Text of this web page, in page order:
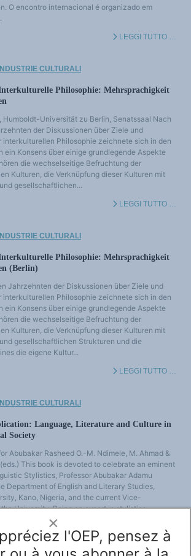
O encontro internacional é organizado em
LEGGI TUTTO …
CULTURALI
Philosophie: Mehrsprachigkeit
Humboldt-Universität zu Berlin, Senatssaal Nach
der Diskussionen über Ziele und
interkulturellen Philosophie zeichnete sich in den
ein Konsens über einige grundlegende Aspekte
die wechselseitige Befruchtung der
Kulturen, die Verknüpfung dieser Kulturen mit
gesellschaftlichen...
LEGGI TUTTO …
CULTURALI
Philosophie: Mehrsprachigkeit
(Berlin)
Jahrzehnten der Diskussionen über Ziele und
interkulturellen Philosophie zeichnete sich in den
ein Konsens über einige grundlegende Aspekte
die wechselseitige Befruchtung der
Kulturen, die Verknüpfung dieser Kulturen mit
gesellschaftlichen Strukturen und die
die eigene Kultur...
LEGGI TUTTO …
CULTURALI
Language, Literature and Culture in
Society
Abubakar Rasheed O.-M. Ndimele, M. Ahmad &
This book is devoted to celebrate an eminent
Stylistics, Professor Abubakar Adamu
Department of English and Literary Studies,
Kano, Nigeria, and the current Vice-
University. Being an expert in stylistics,
systemic...
LEGGI TUTTO …
×
l'OEP, pensez à